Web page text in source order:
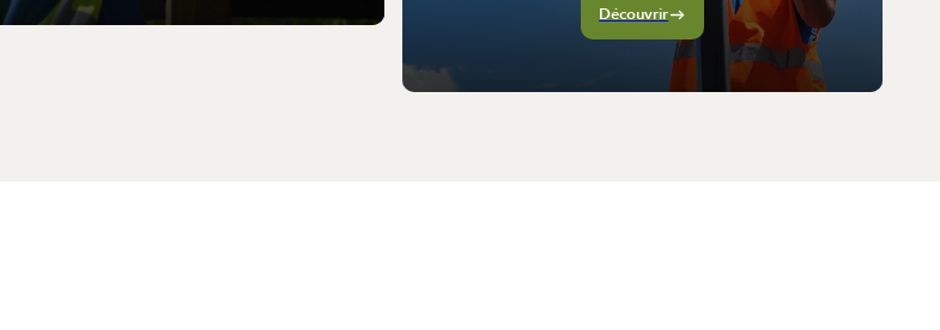
Découvrir